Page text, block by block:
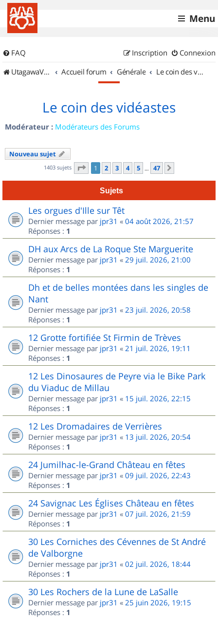
Menu
FAQ Connexion
Inscription
UtagawaVTT (Randos VTT et VTTAE avec traces GPS)
Accueil forum Générale Le coin des vidéastes
Le coin des vidéastes
Modérateur : Modérateurs des Forums
Nouveau sujet
1403 sujets Page 1sur
1 2 3 4 5 … 47
Sujets
Les orgues d'Ille sur Têt
Dernier message par jpr31 « 04 août 2026, 21:57
Réponses : 1
DH aux Arcs de La Roque Ste Marguerite
Dernier message par jpr31 « 29 juil. 2026, 21:00
Réponses : 1
Dh et de belles montées dans les singles de
Nant
Dernier message par jpr31 « 23 juil. 2026, 20:58
Réponses : 1
12 Grotte fortifiée St Firmin de Trèves
Dernier message par jpr31 « 21 juil. 2026, 19:11
Réponses : 1
12 Les Dinosaures de Peyre via le Bike Park
du Viaduc de Millau
Dernier message par jpr31 « 15 juil. 2026, 22:15
Réponses : 1
12 Les Dromadaires de Verrières
Dernier message par jpr31 « 13 juil. 2026, 20:54
Réponses : 1
24 Jumilhac-le-Grand Château en fêtes
Dernier message par jpr31 « 09 juil. 2026, 22:43
Réponses : 1
24 Savignac Les Églises Château en fêtes
Dernier message par jpr31 « 07 juil. 2026, 21:59
Réponses : 1
30 Les Corniches des Cévennes de St André
de Valborgne
Dernier message par jpr31 « 02 juil. 2026, 18:44
Réponses : 1
30 Les Rochers de la Lune de LaSalle
Dernier message par jpr31 « 25 juin 2026, 19:15
Réponses : 1